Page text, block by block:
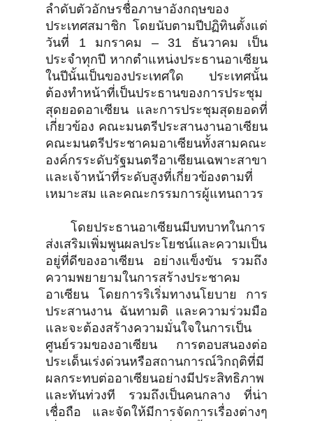
ลำดับตัวอักษรชื่อภาษาอังกฤษของ
ประเทศสมาชิก โดยนับตามปีปฏิทินตั้งแต่
วันที่ 1 มกราคม – 31 ธันวาคม เป็น
ประจำทุกปี หากตำแหน่งประธานอาเซียน
ในปีนั้นเป็นของประเทศใด ประเทศนั้น
ต้องทำหน้าที่เป็นประธานของการประชุม
สุดยอดอาเซียน และการประชุมสุดยอดที่
เกี่ยวข้อง คณะมนตรีประสานงานอาเซียน
คณะมนตรีประชาคมอาเซียนทั้งสามคณะ
องค์กรระดับรัฐมนตรีอาเซียนเฉพาะสาขา
และเจ้าหน้าที่ระดับสูงที่เกี่ยวข้องตามที่
เหมาะสม และคณะกรรมการผู้แทนถาวร
โดยประธานอาเซียนมีบทบาทในการ
ส่งเสริมเพิ่มพูนผลประโยชน์และความเป็น
อยู่ที่ดีของอาเซียน อย่างแข็งขัน รวมถึง
ความพยายามในการสร้างประชาคม
อาเซียน โดยการริเริ่มทางนโยบาย การ
ประสานงาน ฉันทามติ และความร่วมมือ
และจะต้องสร้างความมั่นใจในการเป็น
ศูนย์รวมของอาเซียน การตอบสนองต่อ
ประเด็นเร่งด่วนหรือสถานการณ์วิกฤติที่มี
ผลกระทบต่ออาเซียนอย่างมีประสิทธิภาพ
และทันท่วงที รวมถึงเป็นคนกลาง ที่น่า
เชื่อถือ และจัดให้มีการจัดการเรื่องต่างๆ